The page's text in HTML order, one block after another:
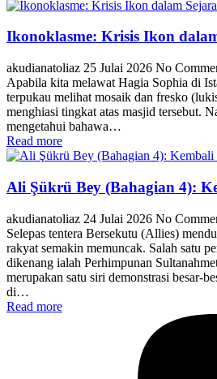
Ikonoklasme: Krisis Ikon
akudianatoliaz 25 Julai 2026 No
Apabila kita melawat Hagia Sophia di
terpukau melihat mosaik dan fresko
menghiasi tingkat atas masjid tersebut.
mengetahui bahawa…
Read more
Ali Şükrü Bey (Bahagian 4):
akudianatoliaz 24 Julai 2026 No
Selepas tentera Bersekutu (Allies)
rakyat semakin memuncak. Salah satu
dikenang ialah Perhimpunan
merupakan satu siri demonstrasi besar-
di…
Read more